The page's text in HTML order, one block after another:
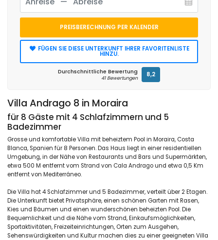
Villa Andrago 8 in Moraira
für 8 Gäste mit 4 Schlafzimmern und 5
Badezimmer
Grosse und komfortable Villa mit beheiztem Pool in Moraira, Costa
Blanca, Spanien für 8 Personen. Das Haus liegt in einer residentiellen
Umgebung, in der Nähe von Restaurants und Bars und Supermärkten,
etwa 500 M entfernt vom Strand von Cala Andrago und etwa 0,5 Km
entfernt von Mediterráneo.
Die Villa hat 4 Schlafzimmer und 5 Badezimmer, verteilt über 2 Etagen.
Die Unterkunft bietet Privatsphäre, einen schönen Garten mit Rasen,
Kies und Bäumen und einen wunderschönen beheizten Pool. Die
Bequemlichkeit und die Nähe vom Strand, Einkaufsmöglichkeiten,
Sportaktivitäten, Freizeiteinrichtungen, Orten zum Ausgehen,
Sehenswürdigkeiten und Kultur machen dies zu einer geeigneten Villa
PREISBERECHNUNG PER KALENDER
FÜGEN SIE DIESE UNTERKUNFT IHRER FAVORITENLISTE
HINZU.
Durchschnittliche Bewertung
41 Bewertungen 8,2